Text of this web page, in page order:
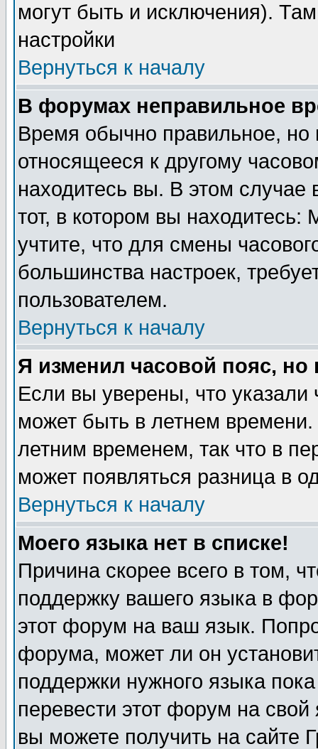
могут быть и исключения).
настройки
Вернуться к началу
В форумах неправильное
Время обычно правильное,
относящееся к другому
находитесь вы. В этом
тот, в котором вы
учтите, что для смены
большинства настроек,
пользователем.
Вернуться к началу
Я изменил часовой пояс,
Если вы уверены, что указали
может быть в летнем
летним временем, так что в
может появляться разница в
Вернуться к началу
Моего языка нет в списке!
Причина скорее всего в том,
поддержку вашего языка в
этот форум на ваш язык.
форума, может ли он
поддержки нужного языка
перевести этот форум на
вы можете получить на сайте